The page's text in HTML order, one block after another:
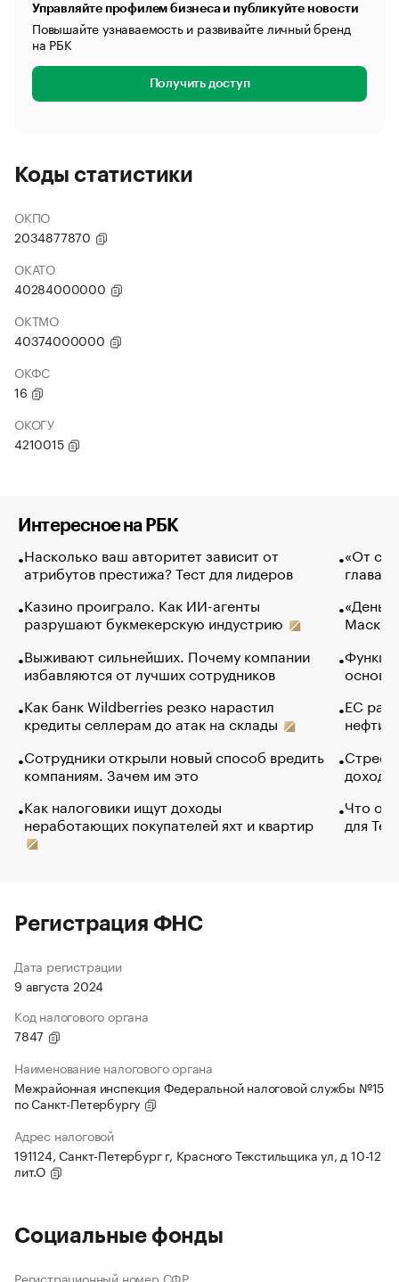
Управляйте профилем бизнеса и публикуйте новости
Повышайте узнаваемость и развивайте личный бренд
на РБК
Получить доступ
Коды статистики
ОКПО
2034877870
ОКАТО
40284000000
ОКТМО
40374000000
ОКФС
16
ОКОГУ
4210015
Интересное на РБК
Насколько ваш авторитет зависит от
атрибутов престижа? Тест для лидеров
Казино проиграло. Как ИИ-агенты
разрушают букмекерскую индустрию
Выживают сильнейших. Почему компании
избавляются от лучших сотрудников
Как банк Wildberries резко нарастил
кредиты селлерам до атак на склады
Сотрудники открыли новый способ вредить
компаниям. Зачем им это
Как налоговики ищут доходы
неработающих покупателей яхт и квартир
«От
глава
Маск в
основ
ЕС
нефти
Что
для
Регистрация ФНС
Дата регистрации
9 августа 2024
Код налогового органа
7847
Наименование налогового органа
Межрайонная инспекция Федеральной налоговой службы №15
по Санкт-Петербургу
Адрес налоговой
191124, Санкт-Петербург г, Красного Текстильщика ул, д 10-12
лит.О
Социальные фонды
Регистрационный номер СФР